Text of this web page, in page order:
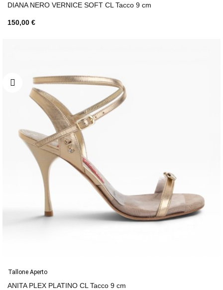
DIANA NERO VERNICE SOFT CL Tacco 9 cm
150,00 €
Tallone Aperto
ANITA PLEX PLATINO CL Tacco 9 cm